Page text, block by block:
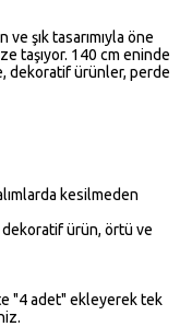
şık tasarımıyla öne
taşıyor. 140 cm eninde
dekoratif ürünler, perde
kesilmeden
dekoratif ürün, örtü ve
"4 adet" ekleyerek tek